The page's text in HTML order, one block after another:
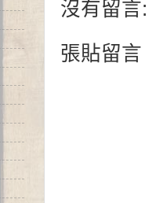
沒有留言:
張貼留言